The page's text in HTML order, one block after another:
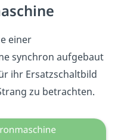
einer
synchron aufgebaut
ihr Ersatzschaltbild
zu betrachten.